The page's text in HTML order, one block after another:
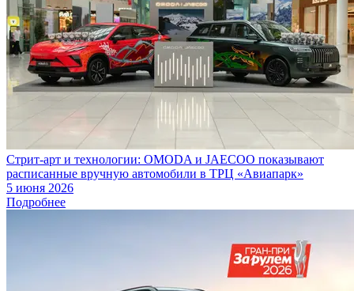
Стрит-арт и технологии: OMODA и JAECOO показывают
расписанные вручную автомобили в ТРЦ «Авиапарк»
5 июня 2026
Подробнее